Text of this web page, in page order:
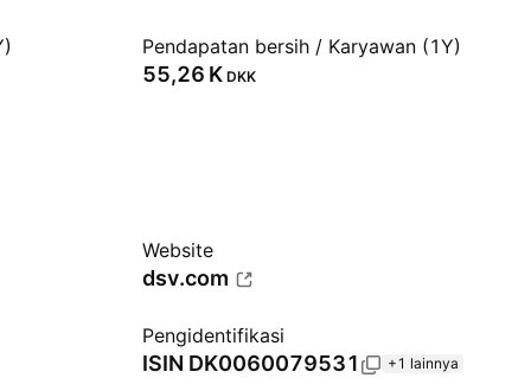
Pendapatan bersih / Karyawan (1Y)
‪55,26 K‬ DKK
Website
dsv.com
Pengidentifikasi
ISIN DK0060079531 +1 lainnya